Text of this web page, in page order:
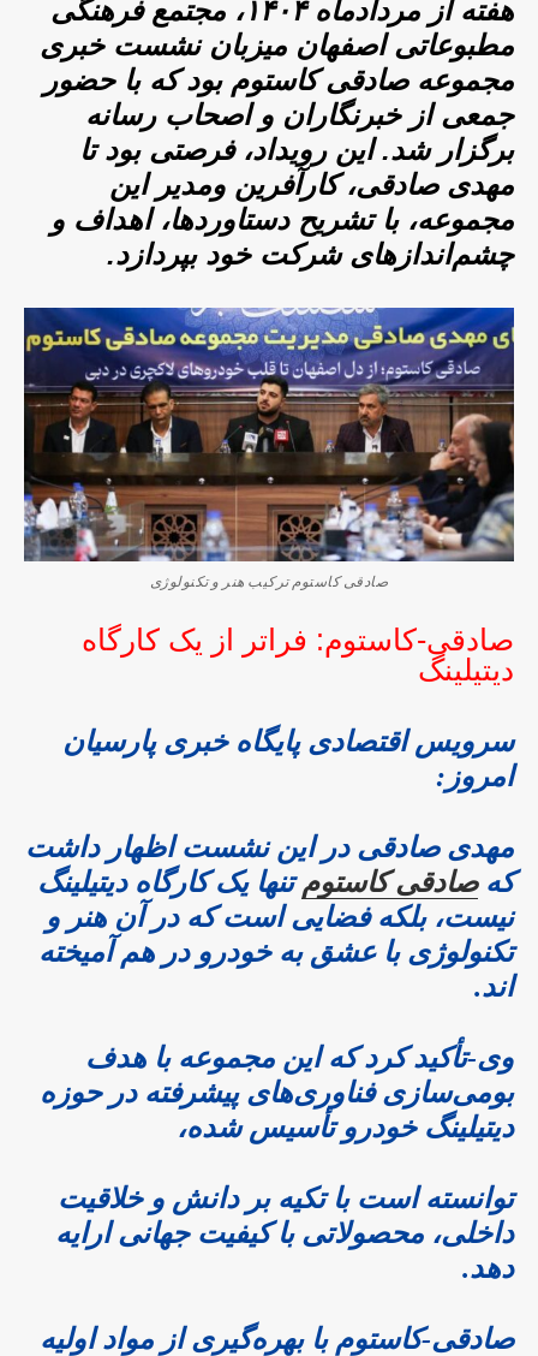
هفته از مردادماه ۱۴۰۴، مجتمع فرهنگی
مطبوعاتی اصفهان میزبان نشست خبری
مجموعه صادقی کاستوم بود که با حضور
جمعی از خبرنگاران و اصحاب رسانه
برگزار شد.این رویداد، فرصتی بود تا
مهدی صادقی، کارآفرین ومدیر این
مجموعه، با تشریح دستاوردها، اهداف و
چشم‌اندازهای شرکت خود بپردازد.
صادقی کاستوم ترکیب هنر و تکنولوژی
صادقی-کاستوم: فراتر از یک کارگاه
دیتیلینگ
سرویس اقتصادی پایگاه خبری پارسیان
امروز:
مهدی صادقی در این نشست اظهار داشت
کهصادقی کاستومتنها یک کارگاه دیتیلینگ
نیست، بلکه فضایی است که در آن هنر و
تکنولوژی با عشق به خودرو در هم آمیخته
اند.
وی-تأکید کرد که این مجموعه با هدف
بومی‌سازی فناوری‌های پیشرفته در حوزه
دیتیلینگ خودرو تأسیس شده،
توانسته است با تکیه بر دانش و خلاقیت
داخلی، محصولاتی با کیفیت جهانی ارایه
دهد.
صادقی-کاستوم با بهره‌گیری از مواد اولیه